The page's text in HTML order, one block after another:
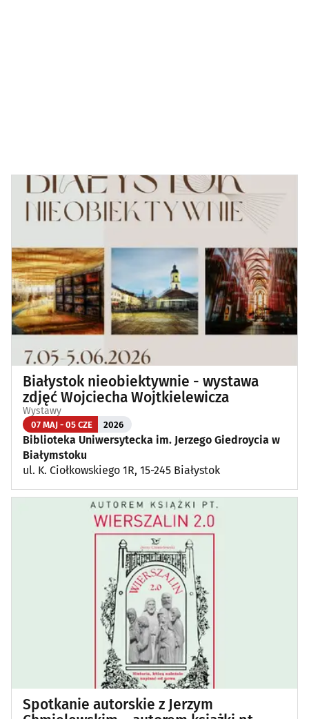
Białystok nieobiektywnie - wystawa
zdjęć Wojciecha Wojtkielewicza
Wystawy
07 MAJ - 05 CZE 2026
Biblioteka Uniwersytecka im. Jerzego Giedroycia w
Białymstoku
ul. K. Ciołkowskiego 1R, 15-245 Białystok
Spotkanie autorskie z Jerzym